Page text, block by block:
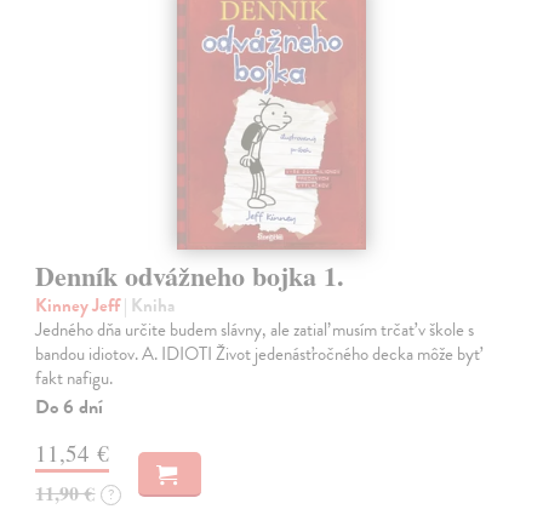
Denník odvážneho bojka 1.
Kinney Jeff| Kniha
Jedného dňa určite budem slávny, ale zatiaľ musím trčať v škole s
bandou idiotov. A. IDIOTI Život jedenásťročného decka môže byť
fakt nafigu.
Do 6 dní
11,54 €
11,90 € ?